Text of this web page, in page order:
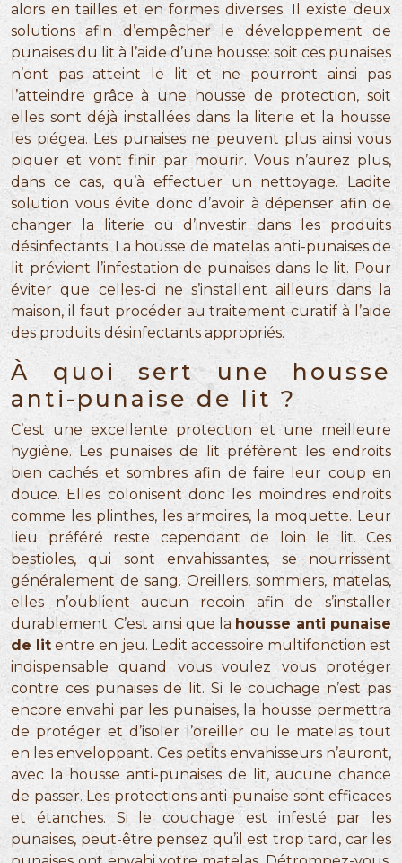
alors en tailles et en formes diverses. Il existe deux
solutions afin d’empêcher le développement de
punaises du lit à l’aide d’une housse: soit ces punaises
n’ont pas atteint le lit et ne pourront ainsi pas
l’atteindre grâce à une housse de protection, soit
elles sont déjà installées dans la literie et la housse
les piégea. Les punaises ne peuvent plus ainsi vous
piquer et vont finir par mourir. Vous n’aurez plus,
dans ce cas, qu’à effectuer un nettoyage. Ladite
solution vous évite donc d’avoir à dépenser afin de
changer la literie ou d’investir dans les produits
désinfectants. La housse de matelas anti-punaises de
lit prévient l’infestation de punaises dans le lit. Pour
éviter que celles-ci ne s’installent ailleurs dans la
maison, il faut procéder au traitement curatif à l’aide
des produits désinfectants appropriés.
À quoi sert une housse
anti-punaise de lit ?
C’est une excellente protection et une meilleure
hygiène. Les punaises de lit préfèrent les endroits
bien cachés et sombres afin de faire leur coup en
douce. Elles colonisent donc les moindres endroits
comme les plinthes, les armoires, la moquette. Leur
lieu préféré reste cependant de loin le lit. Ces
bestioles, qui sont envahissantes, se nourrissent
généralement de sang. Oreillers, sommiers, matelas,
elles n’oublient aucun recoin afin de s’installer
durablement. C’est ainsi que la housse anti punaise
de lit entre en jeu. Ledit accessoire multifonction est
indispensable quand vous voulez vous protéger
contre ces punaises de lit. Si le couchage n’est pas
encore envahi par les punaises, la housse permettra
de protéger et d’isoler l’oreiller ou le matelas tout
en les enveloppant. Ces petits envahisseurs n’auront,
avec la housse anti-punaises de lit, aucune chance
de passer. Les protections anti-punaise sont efficaces
et étanches. Si le couchage est infesté par les
punaises, peut-être pensez qu’il est trop tard, car les